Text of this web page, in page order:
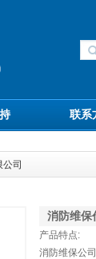
联系
司
消防维保
产品特点:
消防维保公